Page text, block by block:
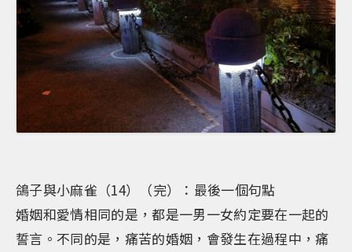
鴿子與小麻雀（14）（完）：最後一個句點
婚姻和愛情相同的是，都是一男一女約定要在一起的
誓言。不同的是，痛苦的婚姻，會發生在過程中，痛